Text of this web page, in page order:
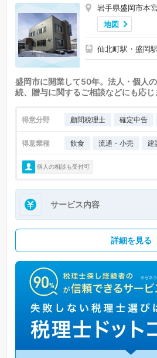
岩手県盛岡市本
地図
仙北町駅・盛岡駅
盛岡市に開業して50年。法人・個人
続、贈与に関するご相談などにも応じ
得意分野 顧問税理士 確定申告
得意業種 飲食 流通・小売 建
個人の相談も受付可
サービス内容
詳細を見る